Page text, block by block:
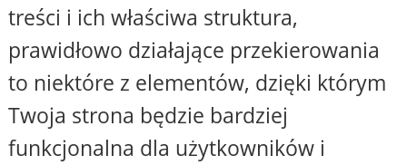
treści i ich właściwa struktura,
prawidłowo działające przekierowania
to niektóre z elementów, dzięki którym
Twoja strona będzie bardziej
funkcjonalna dla użytkowników i